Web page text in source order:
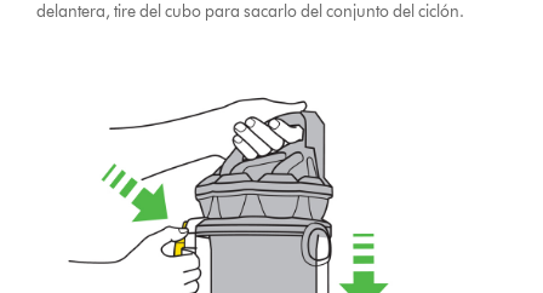
delantera, tire del cubo para sacarlo del conjunto del ciclón.